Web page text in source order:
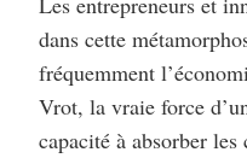
dans cette
fréquemment
Vrot, la vraie force
capacité à absorber